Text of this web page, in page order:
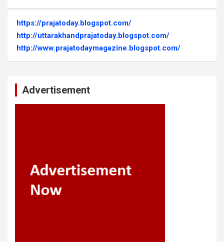
https://prajatoday.blogspot.com/
http://uttarakhandprajatoday.blogspot.com/
http://www.prajatodaymagazine.blogspot.com/
Advertisement